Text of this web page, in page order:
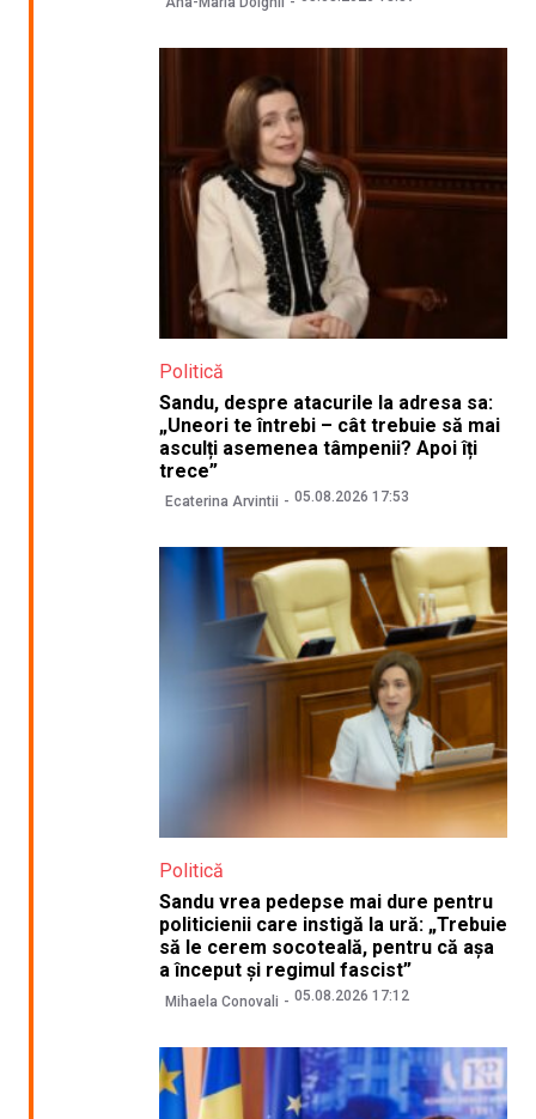
Politică
Sandu, despre atacurile la adresa sa:
„Uneori te întrebi – cât trebuie să mai
asculți asemenea tâmpenii? Apoi îți
trece”
Ecaterina Arvintii 05.08.2026 17:53
Politică
Sandu vrea pedepse mai dure pentru
politicienii care instigă la ură: „Trebuie
să le cerem socoteală, pentru că așa
a început și regimul fascist”
Mihaela Conovali 05.08.2026 17:12